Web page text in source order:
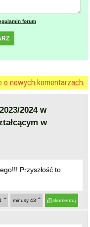
forum
o nowych komentarzach
2024 w
w
Przyszłość to
skomentuj
minusy 43